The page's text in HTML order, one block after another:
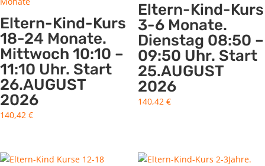
Eltern-Kind-Kurs
18-24 Monate.
Mittwoch 10:10 –
11:10 Uhr. Start
26.AUGUST
2026
140,42 €
Eltern-Kind-Kurs
3-6 Monate.
Dienstag 08:50 –
09:50 Uhr. Start
25.AUGUST
2026
140,42 €